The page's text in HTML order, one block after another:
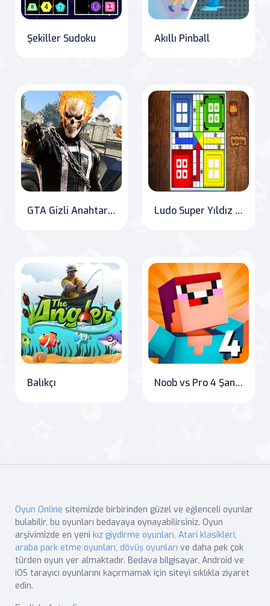
Şekiller Sudoku Akıllı Pinball
GTA Gizli Anahtarlar Ludo Super Yıldız Oyunu
Balıkçı Noob vs Pro 4 Şanslı Blok
Oyun Online sitemizde birbirinden güzel ve eğlenceli oyunlar
bulabilir, bu oyunları bedavaya oynayabilirsiniz. Oyun
arşivimizde en yeni kız giydirme oyunları, Atari klasikleri,
araba park etme oyunları, dövüş oyunları ve daha pek çok
türden oyun yer almaktadır. Bedava bilgisayar, Android ve
iOS tarayıcı oyunlarını kaçırmamak için siteyi sıklıkla ziyaret
edin.